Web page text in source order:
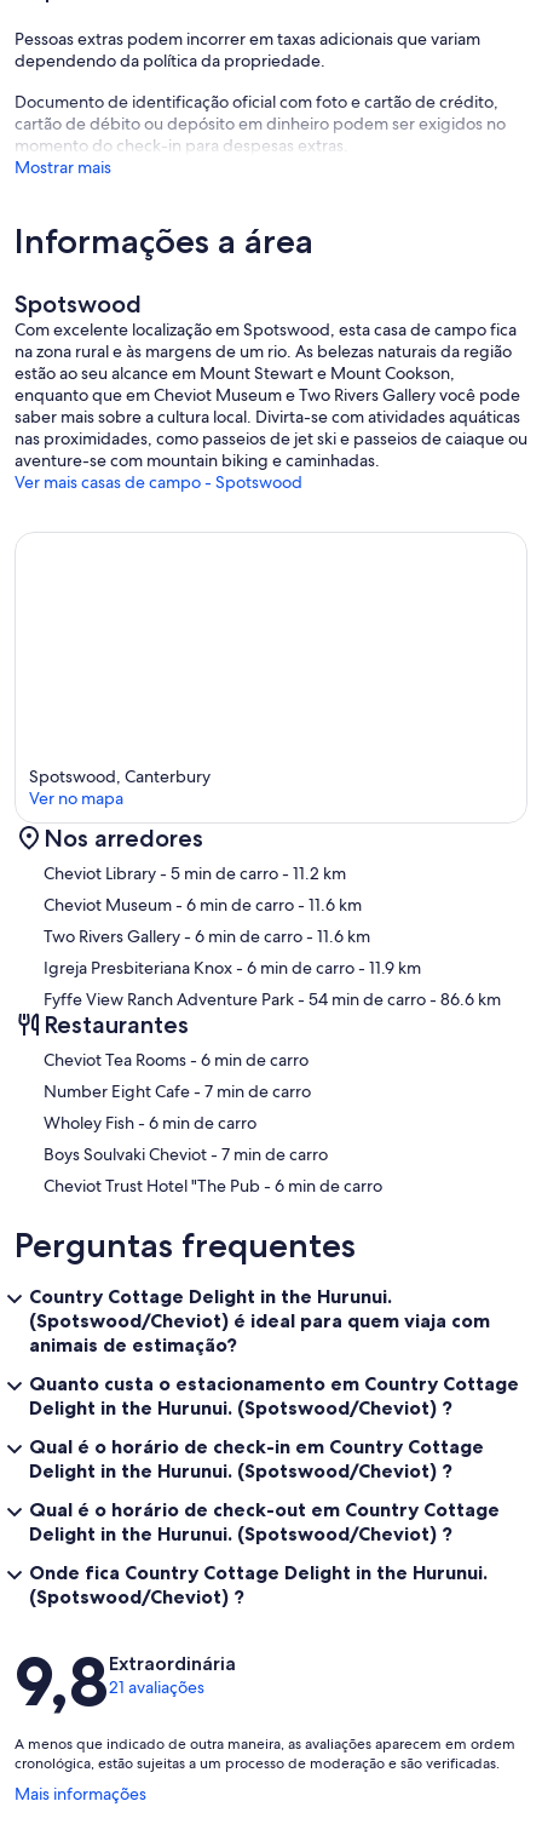
Pessoas extras podem incorrer em taxas adicionais que variam
dependendo da política da propriedade.
Documento de identificação oficial com foto e cartão de crédito,
cartão de débito ou depósito em dinheiro podem ser exigidos no
momento do check-in para despesas extras.
Mostrar mais
Informações a área
Spotswood
Com excelente localização em Spotswood, esta casa de campo fica
na zona rural e às margens de um rio. As belezas naturais da região
estão ao seu alcance em Mount Stewart e Mount Cookson,
enquanto que em Cheviot Museum e Two Rivers Gallery você pode
saber mais sobre a cultura local. Divirta-se com atividades aquáticas
nas proximidades, como passeios de jet ski e passeios de caiaque ou
aventure-se com mountain biking e caminhadas.
Ver mais casas de campo - Spotswood
Mapa
Spotswood, Canterbury
Ver no mapa
Nos arredores
Cheviot Library- 5 min de carro- 11.2 km
Cheviot Museum- 6 min de carro- 11.6 km
Two Rivers Gallery- 6 min de carro- 11.6 km
Igreja Presbiteriana Knox- 6 min de carro- 11.9 km
Fyffe View Ranch Adventure Park- 54 min de carro- 86.6 km
Restaurantes
‪Cheviot Tea Rooms - ‬6 min de carro
‪Number Eight Cafe - ‬7 min de carro
‪Wholey Fish - ‬6 min de carro
‪Boys Soulvaki Cheviot - ‬7 min de carro
‪Cheviot Trust Hotel "The Pub - ‬6 min de carro
Perguntas frequentes
Country Cottage Delight in the Hurunui.
(Spotswood/Cheviot) é ideal para quem viaja com
animais de estimação?
Quanto custa o estacionamento em Country Cottage
Delight in the Hurunui. (Spotswood/Cheviot) ?
Qual é o horário de check-in em Country Cottage
Delight in the Hurunui. (Spotswood/Cheviot) ?
Qual é o horário de check-out em Country Cottage
Delight in the Hurunui. (Spotswood/Cheviot) ?
Onde fica Country Cottage Delight in the Hurunui.
(Spotswood/Cheviot) ?
Avaliações
9,8Extraordinária
21 avaliações
A menos que indicado de outra maneira, as avaliações aparecem em ordem
cronológica, estão sujeitas a um processo de moderação e são verificadas.
Mais informações
Abre